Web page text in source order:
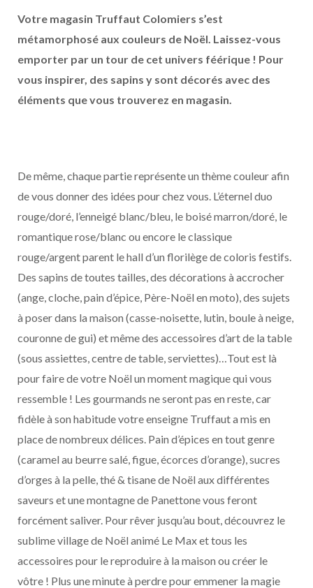
Votre magasin Truffaut Colomiers s’est
métamorphosé aux couleurs de Noël. Laissez-vous
emporter par un tour de cet univers féérique ! Pour
vous inspirer, des sapins y sont décorés avec des
éléments que vous trouverez en magasin.
De même, chaque partie représente un thème couleur afin
de vous donner des idées pour chez vous. L’éternel duo
rouge/doré, l’enneigé blanc/bleu, le boisé marron/doré, le
romantique rose/blanc ou encore le classique
rouge/argent parent le hall d’un florilège de coloris festifs.
Des sapins de toutes tailles, des décorations à accrocher
(ange, cloche, pain d’épice, Père-Noël en moto), des sujets
à poser dans la maison (casse-noisette, lutin, boule à neige,
couronne de gui) et même des accessoires d’art de la table
(sous assiettes, centre de table, serviettes)…Tout est là
pour faire de votre Noël un moment magique qui vous
ressemble ! Les gourmands ne seront pas en reste, car
fidèle à son habitude votre enseigne Truffaut a mis en
place de nombreux délices. Pain d’épices en tout genre
(caramel au beurre salé, figue, écorces d’orange), sucres
d’orges à la pelle, thé & tisane de Noël aux différentes
saveurs et une montagne de Panettone vous feront
forcément saliver. Pour rêver jusqu’au bout, découvrez le
sublime village de Noël animé Le Max et tous les
accessoires pour le reproduire à la maison ou créer le
vôtre ! Plus une minute à perdre pour emmener la magie